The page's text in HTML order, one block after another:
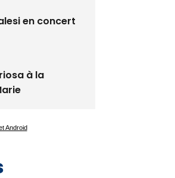
en concert
à la